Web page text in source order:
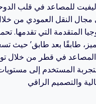
للمصاعد في قلب
مجال النقل العمودي من
المتقدمة التي تقدمها.
طابقًا بعد طابق’ حيث
في قطر من خلال
بتجربة المستخدم إلى